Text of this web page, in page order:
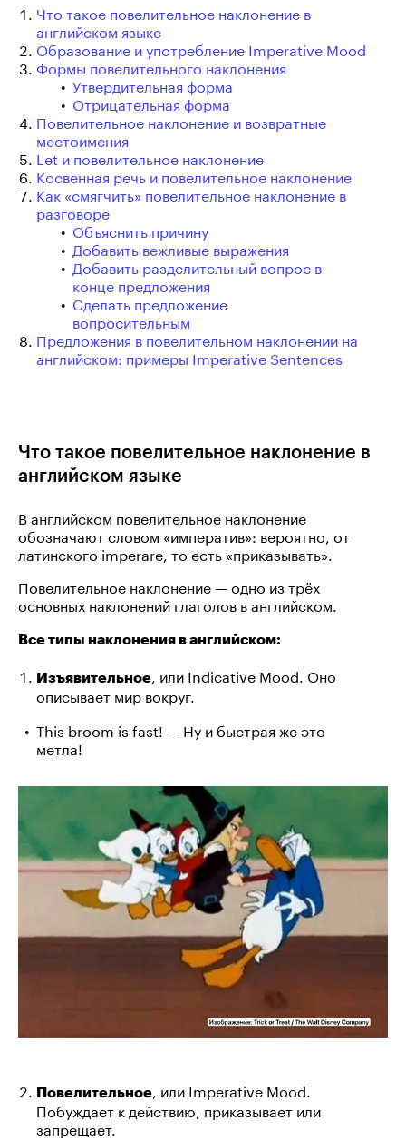
Что такое повелительное наклонение в
английском языке
Образование и употребление Imperative Mood
Формы повелительного наклонения
Утвердительная форма
Отрицательная форма
Повелительное наклонение и возвратные
местоимения
Let и повелительное наклонение
Косвенная речь и повелительное наклонение
Как «смягчить» повелительное наклонение в
разговоре
Объяснить причину
Добавить вежливые выражения
Добавить разделительный вопрос в
конце предложения
Сделать предложение
вопросительным
Предложения в повелительном наклонении на
английском: примеры Imperative Sentences
Что такое повелительное наклонение в
английском языке
В английском повелительное наклонение
обозначают словом «императив»: вероятно, от
латинского imperare, то есть «приказывать».
Повелительное наклонение — одно из трёх
основных наклонений глаголов в английском.
Все типы наклонения в английском:
Изъявительное, или Indicative Mood. Оно
описывает мир вокруг.
This broom is fast! — Ну и быстрая же это
метла!
Повелительное, или Imperative Mood.
Побуждает к действию, приказывает или
запрещает.